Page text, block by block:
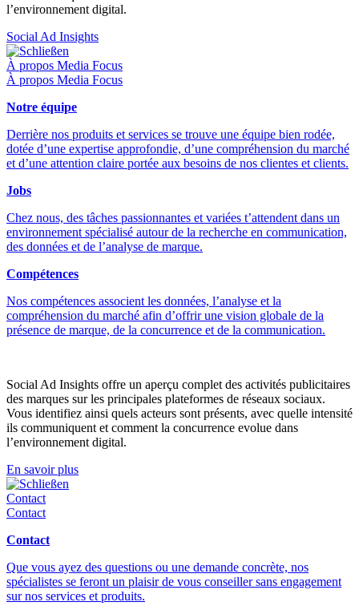
l’environnement digital.
Social Ad Insights
Schließen
À propos Media Focus
À propos Media Focus
Notre équipe
Derrière nos produits et services se trouve une équipe bien rodée,
dotée d’une expertise approfondie, d’une compréhension du marché
et d’une attention claire portée aux besoins de nos clientes et clients.
Jobs
Chez nous, des tâches passionnantes et variées t’attendent dans un
environnement spécialisé autour de la recherche en communication,
des données et de l’analyse de marque.
Compétences
Nos compétences associent les données, l’analyse et la
compréhension du marché afin d’offrir une vision globale de la
présence de marque, de la concurrence et de la communication.
Social Ad Insights offre un aperçu complet des activités publicitaires
des marques sur les principales plateformes de réseaux sociaux.
Vous identifiez ainsi quels acteurs sont présents, avec quelle intensité
ils communiquent et comment la concurrence evolue dans
l’environnement digital.
En savoir plus
Schließen
Contact
Contact
Contact
Que vous ayez des questions ou une demande concrète, nos
spécialistes se feront un plaisir de vous conseiller sans engagement
sur nos services et produits.